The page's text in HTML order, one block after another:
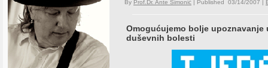
By Prof.Dr. Ante Simonić | Published 03/14/2007 |
Omogućujemo bolje
duševnih bolesti